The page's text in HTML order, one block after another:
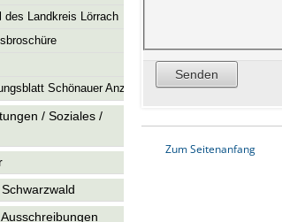
des Landkreis Lörrach
Schönauer Anzeiger
/ Soziales /
Zum Seitenanfang